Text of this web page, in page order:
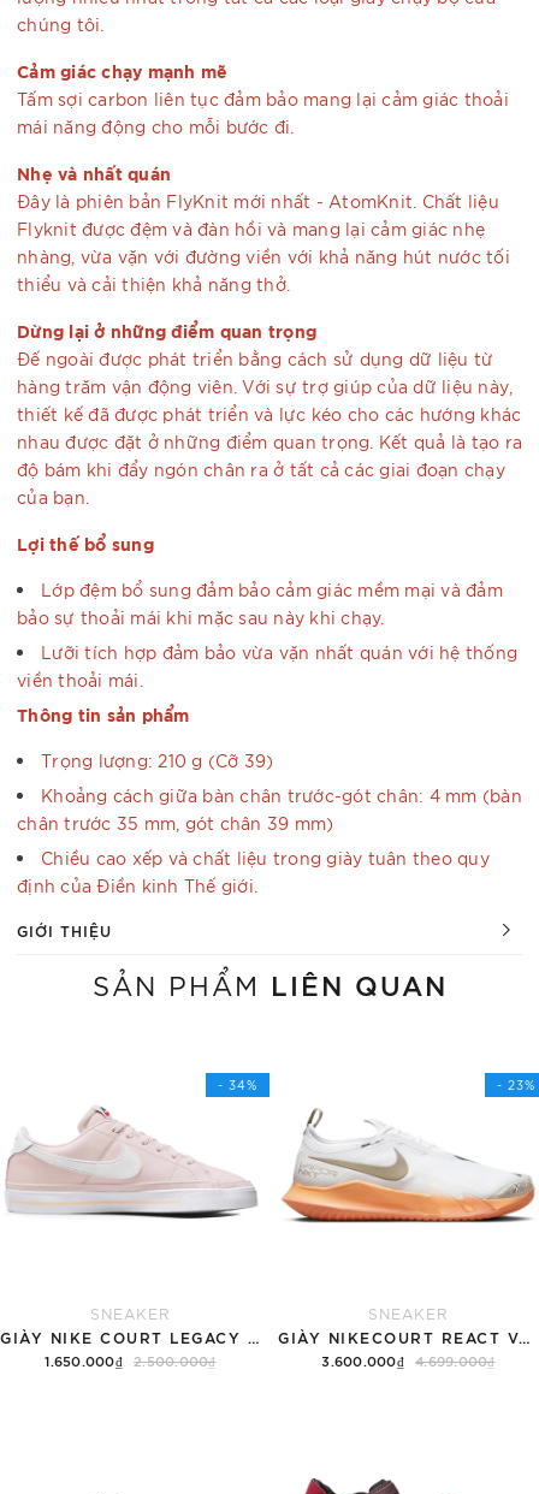
chúng tôi.
Cảm giác chạy mạnh mẽ
Tấm sợi carbon liên tục đảm bảo mang lại cảm giác thoải
mái năng động cho mỗi bước đi.
Nhẹ và nhất quán
Đây là phiên bản FlyKnit mới nhất - AtomKnit. Chất liệu
Flyknit được đệm và đàn hồi và mang lại cảm giác nhẹ
nhàng, vừa vặn với đường viền với khả năng hút nước tối
thiểu và cải thiện khả năng thở.
Dừng lại ở những điểm quan trọng
Đế ngoài được phát triển bằng cách sử dụng dữ liệu từ
hàng trăm vận động viên. Với sự trợ giúp của dữ liệu này,
thiết kế đã được phát triển và lực kéo cho các hướng khác
nhau được đặt ở những điểm quan trọng. Kết quả là tạo ra
độ bám khi đẩy ngón chân ra ở tất cả các giai đoạn chạy
của bạn.
Lợi thế bổ sung
Lớp đệm bổ sung đảm bảo cảm giác mềm mại và đảm
bảo sự thoải mái khi mặc sau này khi chạy.
Lưỡi tích hợp đảm bảo vừa vặn nhất quán với hệ thống
viền thoải mái.
Thông tin sản phẩm
Trọng lượng: 210 g (Cỡ 39)
Khoảng cách giữa bàn chân trước-gót chân: 4 mm (bàn
chân trước 35 mm, gót chân 39 mm)
Chiều cao xếp và chất liệu trong giày tuân theo quy
định của Điền kinh Thế giới.
GIỚI THIỆU
SẢN PHẨM LIÊN QUAN
- 34%
SNEAKER
GIÀY NIKE COURT LEGACY SNEAKERS PINK/WHITE
1.650.000₫ 2.500.000₫
- 23%
SNEAKER
GIÀY NIKECOURT REACT VAPOR NXT
3.600.000₫ 4.699.000₫